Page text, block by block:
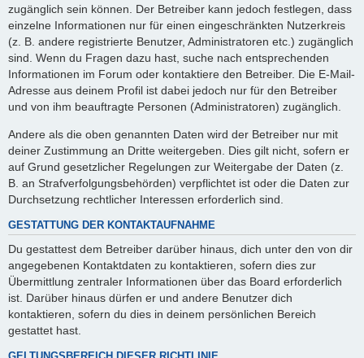
zugänglich sein können. Der Betreiber kann jedoch festlegen, dass
einzelne Informationen nur für einen eingeschränkten Nutzerkreis
(z. B. andere registrierte Benutzer, Administratoren etc.) zugänglich
sind. Wenn du Fragen dazu hast, suche nach entsprechenden
Informationen im Forum oder kontaktiere den Betreiber. Die E-Mail-
Adresse aus deinem Profil ist dabei jedoch nur für den Betreiber
und von ihm beauftragte Personen (Administratoren) zugänglich.
Andere als die oben genannten Daten wird der Betreiber nur mit
deiner Zustimmung an Dritte weitergeben. Dies gilt nicht, sofern er
auf Grund gesetzlicher Regelungen zur Weitergabe der Daten (z.
B. an Strafverfolgungsbehörden) verpflichtet ist oder die Daten zur
Durchsetzung rechtlicher Interessen erforderlich sind.
GESTATTUNG DER KONTAKTAUFNAHME
Du gestattest dem Betreiber darüber hinaus, dich unter den von dir
angegebenen Kontaktdaten zu kontaktieren, sofern dies zur
Übermittlung zentraler Informationen über das Board erforderlich
ist. Darüber hinaus dürfen er und andere Benutzer dich
kontaktieren, sofern du dies in deinem persönlichen Bereich
gestattet hast.